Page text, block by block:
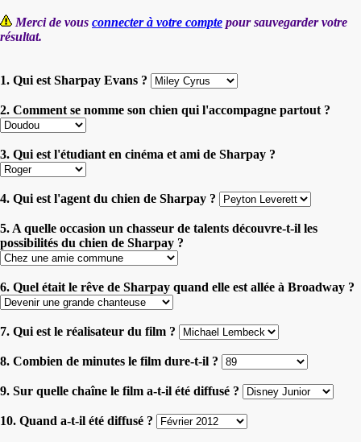
Merci de vous connecter à votre compte pour sauvegarder votre
résultat.
1. Qui est Sharpay Evans ?
2. Comment se nomme son chien qui l'accompagne partout ?
3. Qui est l'étudiant en cinéma et ami de Sharpay ?
4. Qui est l'agent du chien de Sharpay ?
5. A quelle occasion un chasseur de talents découvre-t-il les
possibilités du chien de Sharpay ?
6. Quel était le rêve de Sharpay quand elle est allée à Broadway ?
7. Qui est le réalisateur du film ?
8. Combien de minutes le film dure-t-il ?
9. Sur quelle chaîne le film a-t-il été diffusé ?
10. Quand a-t-il été diffusé ?